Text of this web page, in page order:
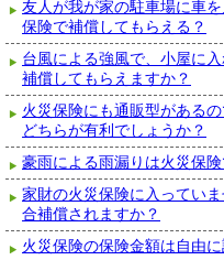
友人が我が家の駐車場に車
保険で補償してもらえる？
台風による強風で、小屋に
補償してもらえますか？
火災保険にも通販型がある
どちらが有利でしょうか？
豪雨による雨漏りは火災保
家財の火災保険に入ってい
合補償されますか？
火災保険の保険金額は自由